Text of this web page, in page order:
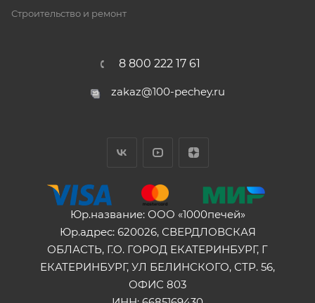
Строительство и ремонт
8 800 222 17 61
zakaz@100-pechey.ru
Юр.название: ООО «1000печей»
Юр.адрес: 620026, СВЕРДЛОВСКАЯ
ОБЛАСТЬ, Г.О. ГОРОД ЕКАТЕРИНБУРГ, Г
ЕКАТЕРИНБУРГ, УЛ БЕЛИНСКОГО, СТР. 56,
ОФИС 803